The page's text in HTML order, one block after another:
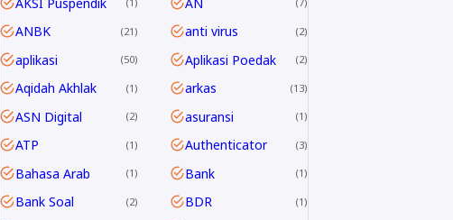
ANBK 21 anti virus 2
aplikasi 50 Aplikasi Poedak 2
Aqidah Akhlak 1 arkas 13
ASN Digital 2 asuransi 1
ATP 1 Authenticator 3
Bahasa Arab 1 Bank 1
Bank Soal 2 BDR 1